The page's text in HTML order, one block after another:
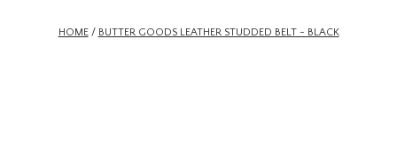
HOME/ BUTTER GOODS LEATHER STUDDED BELT - BLACK